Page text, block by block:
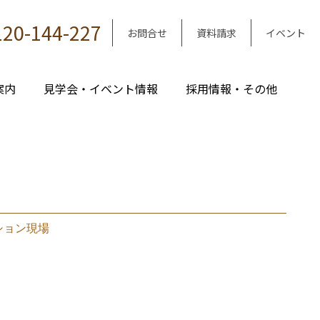
144-227 お問合せ 資料請求 イベント
内 見学会・イベント情報 採用情報・その他
ョン現場